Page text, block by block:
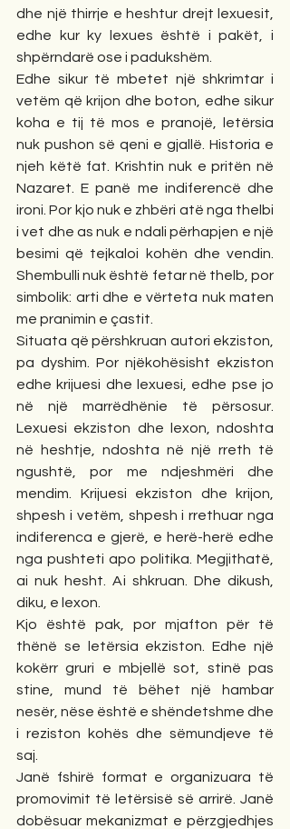
dhe një thirrje e heshtur drejt lexuesit,
edhe kur ky lexues është i pakët, i
shpërndarë ose i padukshëm.
Edhe sikur të mbetet një shkrimtar i
vetëm që krijon dhe boton, edhe sikur
koha e tij të mos e pranojë, letërsia
nuk pushon së qeni e gjallë. Historia e
njeh këtë fat. Krishtin nuk e pritën në
Nazaret. E panë me indiferencë dhe
ironi. Por kjo nuk e zhbëri atë nga thelbi
i vet dhe as nuk e ndali përhapjen e një
besimi që tejkaloi kohën dhe vendin.
Shembulli nuk është fetar në thelb, por
simbolik: arti dhe e vërteta nuk maten
me pranimin e çastit.
Situata që përshkruan autori ekziston,
pa dyshim. Por njëkohësisht ekziston
edhe krijuesi dhe lexuesi, edhe pse jo
në një marrëdhënie të përsosur.
Lexuesi ekziston dhe lexon, ndoshta
në heshtje, ndoshta në një rreth të
ngushtë, por me ndjeshmëri dhe
mendim. Krijuesi ekziston dhe krijon,
shpesh i vetëm, shpesh i rrethuar nga
indiferenca e gjerë, e herë-herë edhe
nga pushteti apo politika. Megjithatë,
ai nuk hesht. Ai shkruan. Dhe dikush,
diku, e lexon.
Kjo është pak, por mjafton për të
thënë se letërsia ekziston. Edhe një
kokërr gruri e mbjellë sot, stinë pas
stine, mund të bëhet një hambar
nesër, nëse është e shëndetshme dhe
i reziston kohës dhe sëmundjeve të
saj.
Janë fshirë format e organizuara të
promovimit të letërsisë së arrirë. Janë
dobësuar mekanizmat e përzgjedhjes